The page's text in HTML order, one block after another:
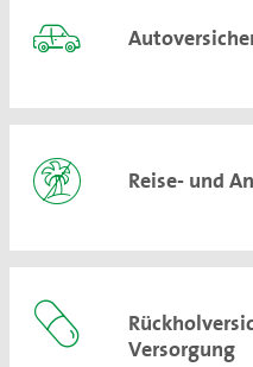
Reise- und
Versorgung